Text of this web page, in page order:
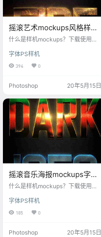
摇滚艺术mockups风格样机
素材
什么是样机mockups？下载使用这
材，快速生成提高你的工作效率，
每一个样机素材高清可印刷，字体
样式样机风格多元化，丰富的样机
们精心筛选，助你打造炫酷文字log
计师对mockups样机素材的各种需
求。
字体PS样机
394 0
Photoshop 20年5月15日
摇滚音乐海报mockups字体
素材
什么是样机mockups？下载使用这
材，快速生成提高你的工作效率，
每一个样机素材高清可印刷，字体
样式样机风格多元化，丰富的样机
们精心筛选，助你打造炫酷文字log
字体PS样机
185 0
Photoshop 20年5月15日